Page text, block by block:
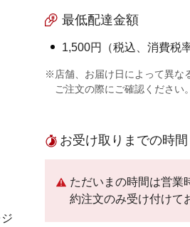
最低配達金額
1,500円（税込、消費税
※店舗、お届け日によって異な
ご注文の際にご確認ください
お受け取りまでの時間
ただいまの時間は営業
約注文のみ受け付けて